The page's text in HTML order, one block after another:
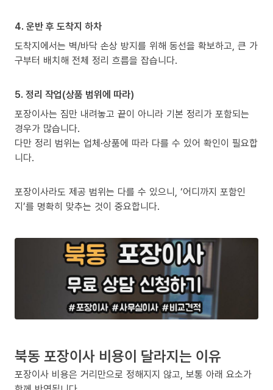
4. 운반 후 도착지 하차
도착지에서는 벽/바닥 손상 방지를 위해 동선을 확보하고, 큰 가
구부터 배치해 전체 정리 흐름을 잡습니다.
5. 정리 작업(상품 범위에 따라)
포장이사는 짐만 내려놓고 끝이 아니라 기본 정리가 포함되는
경우가 많습니다.
다만 정리 범위는 업체·상품에 따라 다를 수 있어 확인이 필요합
니다.
포장이사라도 제공 범위는 다를 수 있으니, ‘어디까지 포함인
지’를 명확히 맞추는 것이 중요합니다.
북동 포장이사 비용이 달라지는 이유
포장이사 비용은 거리만으로 정해지지 않고, 보통 아래 요소가